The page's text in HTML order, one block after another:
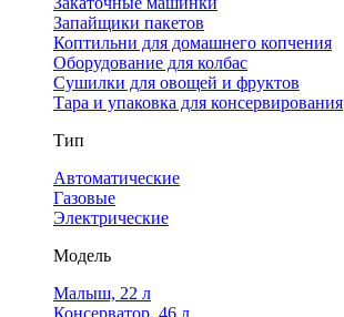
Запайщики пакетов
Коптильни для домашнего копчения
Оборудование для колбас
Сушилки для овощей и фруктов
Тара и упаковка для консервирования
Тип
Автоматические
Газовые
Электрические
Модель
Малыш, 22 л
Консерватор, 46 л